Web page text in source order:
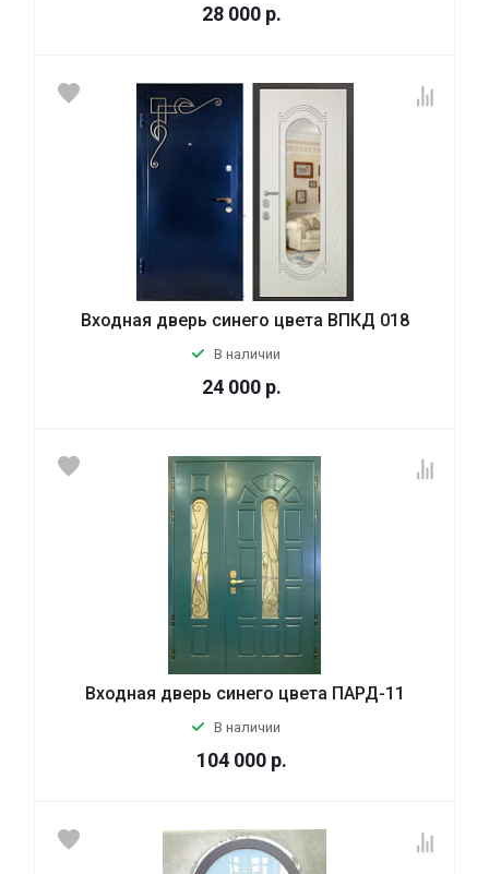
28 000 р.
Входная дверь синего цвета ВПКД 018
В наличии
24 000 р.
Входная дверь синего цвета ПАРД-11
В наличии
104 000 р.